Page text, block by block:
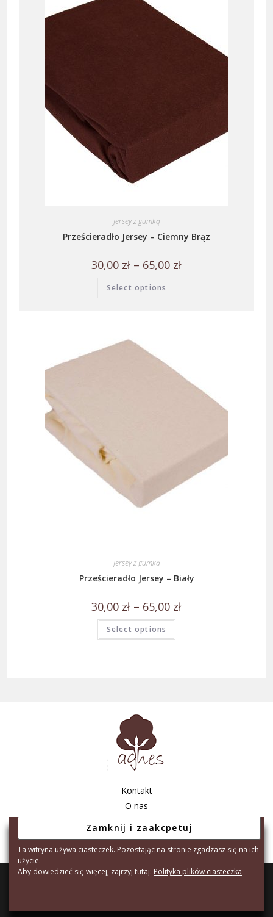
Jersey z gumką
Prześcieradło Jersey – Ciemny Brąz
30,00 zł – 65,00 zł
Select options
Jersey z gumką
Prześcieradło Jersey – Biały
30,00 zł – 65,00 zł
Select options
Kontakt
O nas
Polityka prywatności
Ta witryna używa ciasteczek. Pozostając na stronie zgadzasz się na ich
użycie.
Aby dowiedzieć się więcej, zajrzyj tutaj: Polityka plików ciasteczka